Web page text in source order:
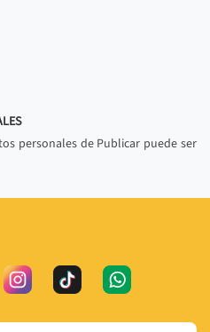
personales de Publicar puede ser